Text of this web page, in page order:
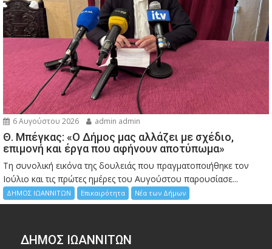
6 Αυγούστου 2026 admin admin
Θ. Μπέγκας: «Ο Δήμος μας αλλάζει με σχέδιο,
επιμονή και έργα που αφήνουν αποτύπωμα»
Τη συνολική εικόνα της δουλειάς που πραγματοποιήθηκε τον
Ιούλιο και τις πρώτες ημέρες του Αυγούστου παρουσίασε...
ΔΗΜΟΣ ΙΩΑΝΝΙΤΩΝ Επικαιρότητα Νέα των Δήμων
ΔΗΜΟΣ ΙΩΑΝΝΙΤΩΝ